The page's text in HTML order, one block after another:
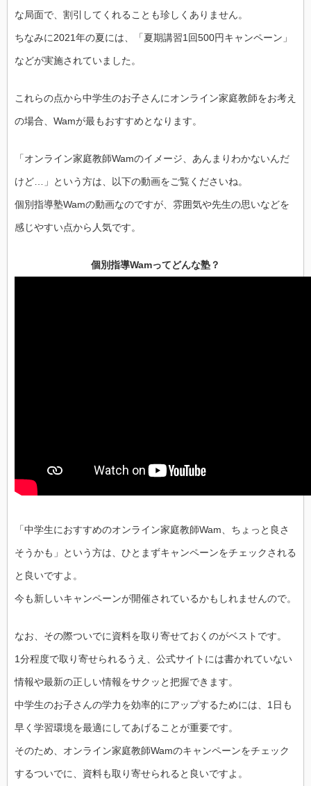
な局面で、割引してくれることも珍しくありません。
ちなみに2021年の夏には、「夏期講習1回500円キャンペーン」
などが実施されていました。
これらの点から中学生のお子さんにオンライン家庭教師をお考え
の場合、Wamが最もおすすめとなります。
「オンライン家庭教師Wamのイメージ、あんまりわかないんだ
けど…」という方は、以下の動画をご覧くださいね。
個別指導塾Wamの動画なのですが、雰囲気や先生の思いなどを
感じやすい点から人気です。
個別指導Wamってどんな塾？
「中学生におすすめのオンライン家庭教師Wam、ちょっと良さ
そうかも」という方は、ひとまずキャンペーンをチェックされる
と良いですよ。
今も新しいキャンペーンが開催されているかもしれませんので。
なお、その際ついでに資料を取り寄せておくのがベストです。
1分程度で取り寄せられるうえ、公式サイトには書かれていない
情報や最新の正しい情報をサクッと把握できます。
中学生のお子さんの学力を効率的にアップするためには、1日も
早く学習環境を最適にしてあげることが重要です。
そのため、オンライン家庭教師Wamのキャンペーンをチェック
するついでに、資料も取り寄せられると良いですよ。